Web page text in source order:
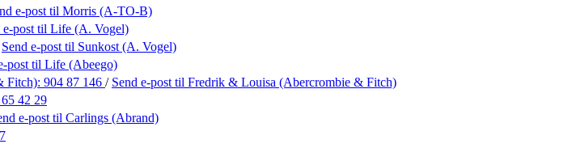
e-post til Morris (A-TO-B)
e-post til Life (A. Vogel)
Send e-post til Sunkost (A. Vogel)
post til Life (Abeego)
Fitch): 904 87 146 / Send e-post til Fredrik & Louisa (Abercrombie & Fitch)
42 29
e-post til Carlings (Abrand)